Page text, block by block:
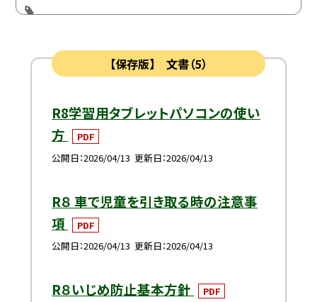
【保存版】 文書（5）
R8学習用タブレットパソコンの使い
方
PDF
公開日 2026/04/13 更新日 2026/04/13
R８ 車で児童を引き取る時の注意事
項
PDF
公開日 2026/04/13 更新日 2026/04/13
R８いじめ防止基本方針
PDF